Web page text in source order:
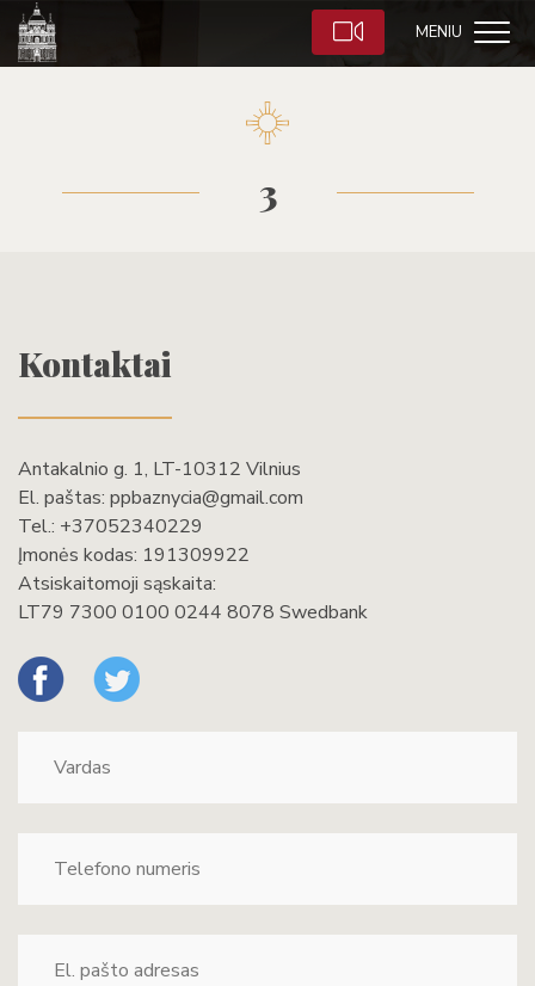
MENIU
3
Kontaktai
Antakalnio g. 1, LT-10312 Vilnius
El. paštas: ppbaznycia@gmail.com
Tel.: +37052340229
Įmonės kodas: 191309922
Atsiskaitomoji sąskaita:
LT79 7300 0100 0244 8078 Swedbank